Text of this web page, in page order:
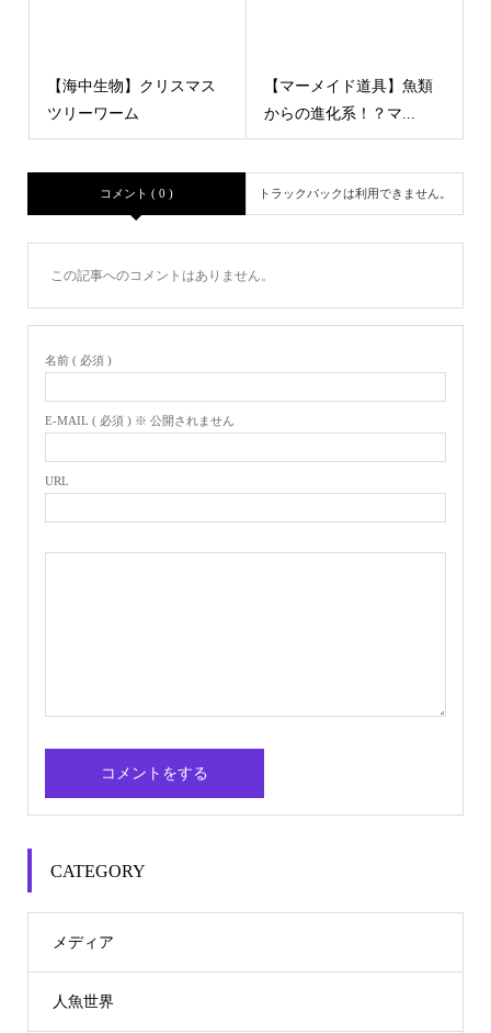
【海中生物】クリスマス
ツリーワーム
【マーメイド道具】魚類
からの進化系！？マ...
コメント ( 0 ) トラックバックは利用できません。
この記事へのコメントはありません。
名前 ( 必須 )
E-MAIL ( 必須 ) ※ 公開されません
URL
CATEGORY
メディア
人魚世界